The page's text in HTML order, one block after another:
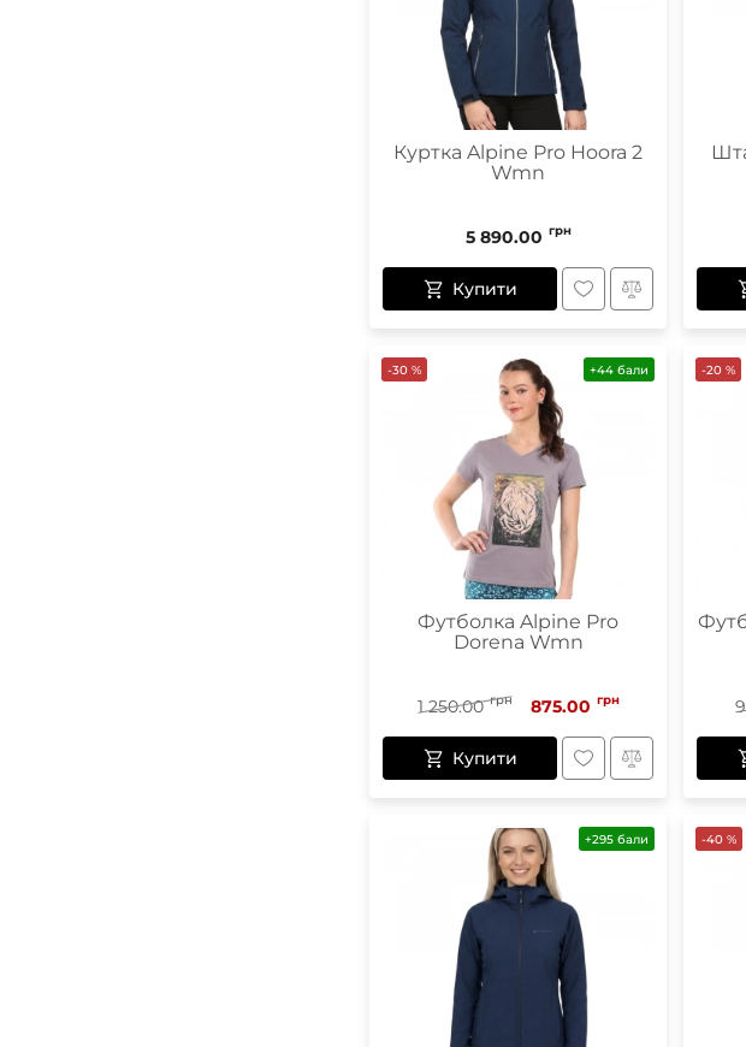
Куртка Alpine Pro Hoora 2
Wmn
5 890.00 грн
Купити
-30 % +44 бали
Футболка Alpine Pro
Dorena Wmn
1 250.00 грн 875.00 грн
Купити
-20 %
+295 бали -40 %